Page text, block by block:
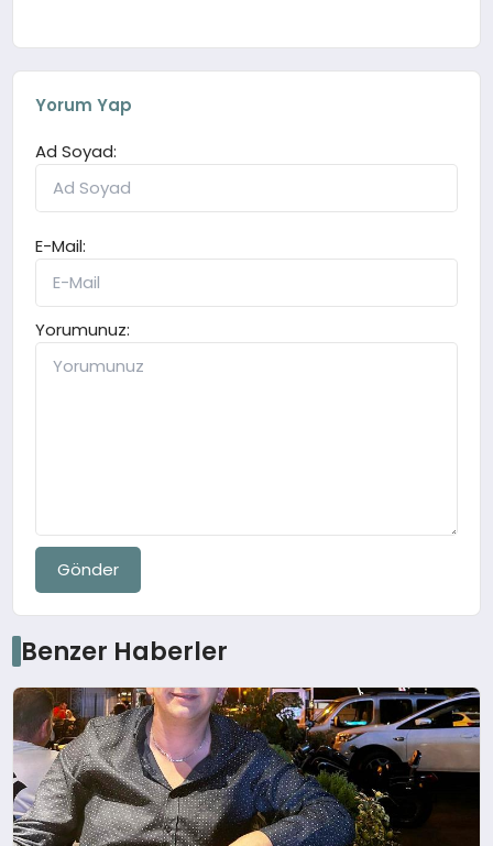
Yorum Yap
Ad Soyad:
E-Mail:
Yorumunuz:
Gönder
Benzer Haberler